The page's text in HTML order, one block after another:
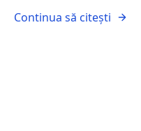
Continua să citești